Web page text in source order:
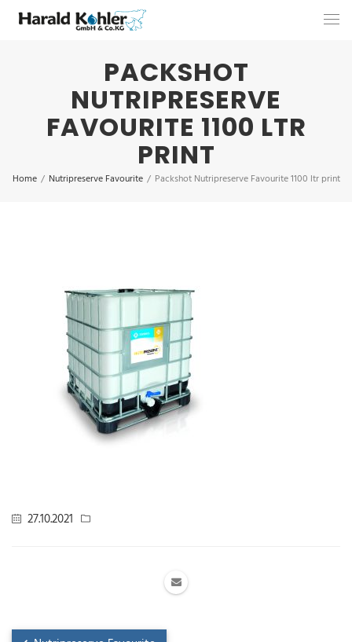
PACKSHOT
NUTRIPRESERVE
FAVOURITE 1100 LTR
PRINT
Home / Nutripreserve Favourite / Packshot Nutripreserve Favourite 1100 ltr print
27.10.2021